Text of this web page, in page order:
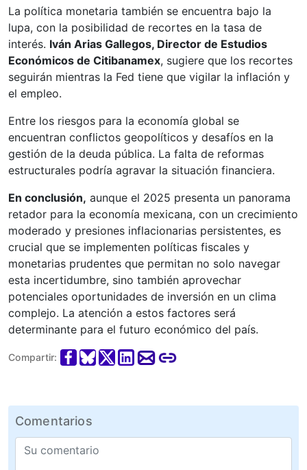
La política monetaria también se encuentra bajo la
lupa, con la posibilidad de recortes en la tasa de
interés. Iván Arias Gallegos, Director de Estudios
Económicos de Citibanamex, sugiere que los recortes
seguirán mientras la Fed tiene que vigilar la inflación y
el empleo.
Entre los riesgos para la economía global se
encuentran conflictos geopolíticos y desafíos en la
gestión de la deuda pública. La falta de reformas
estructurales podría agravar la situación financiera.
En conclusión, aunque el 2025 presenta un panorama
retador para la economía mexicana, con un crecimiento
moderado y presiones inflacionarias persistentes, es
crucial que se implementen políticas fiscales y
monetarias prudentes que permitan no solo navegar
esta incertidumbre, sino también aprovechar
potenciales oportunidades de inversión en un clima
complejo. La atención a estos factores será
determinante para el futuro económico del país.
Compartir:
Comentarios